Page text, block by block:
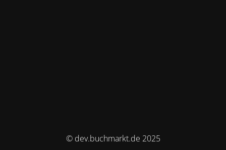
© dev.buchmarkt.de 2025